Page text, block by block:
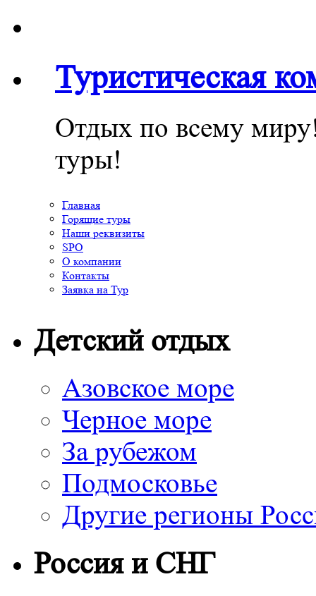
Туристическая
Отдых по всему
туры!
Главная
Горящие туры
Наши реквизиты
SPO
О компании
Контакты
Заявка на Тур
Детский отдых
Азовское море
Черное море
За рубежом
Подмосковье
Другие регионы
Россия и СНГ